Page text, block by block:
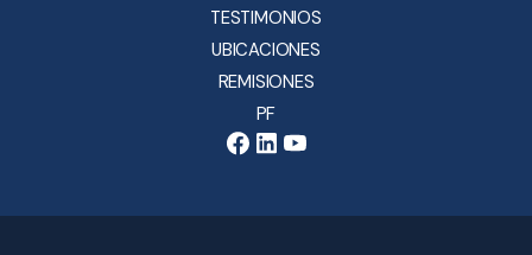
TESTIMONIOS
UBICACIONES
REMISIONES
PF